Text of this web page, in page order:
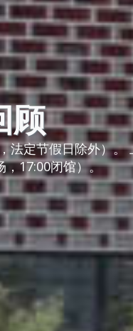
顾
法定节假日除外）。
，17:00闭馆）。